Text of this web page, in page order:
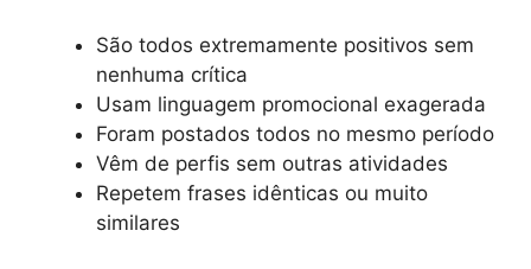
São todos extremamente positivos sem
nenhuma crítica
Usam linguagem promocional exagerada
Foram postados todos no mesmo período
Vêm de perfis sem outras atividades
Repetem frases idênticas ou muito
similares